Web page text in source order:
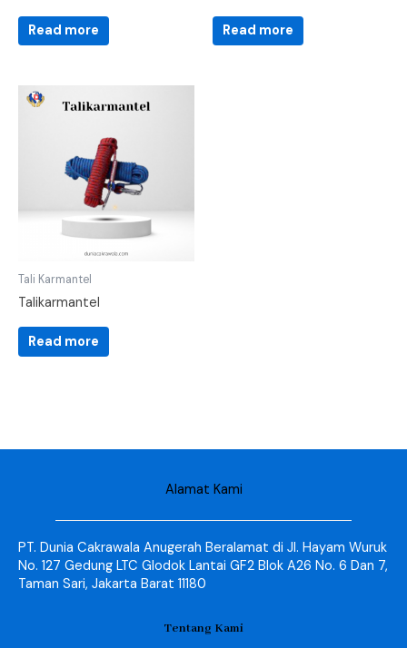
Read more Read more
Tali Karmantel
Talikarmantel
Read more
Alamat Kami
PT. Dunia Cakrawala Anugerah Beralamat di Jl. Hayam Wuruk
No. 127 Gedung LTC Glodok Lantai GF2 Blok A26 No. 6 Dan 7,
Taman Sari, Jakarta Barat 11180
Tentang Kami